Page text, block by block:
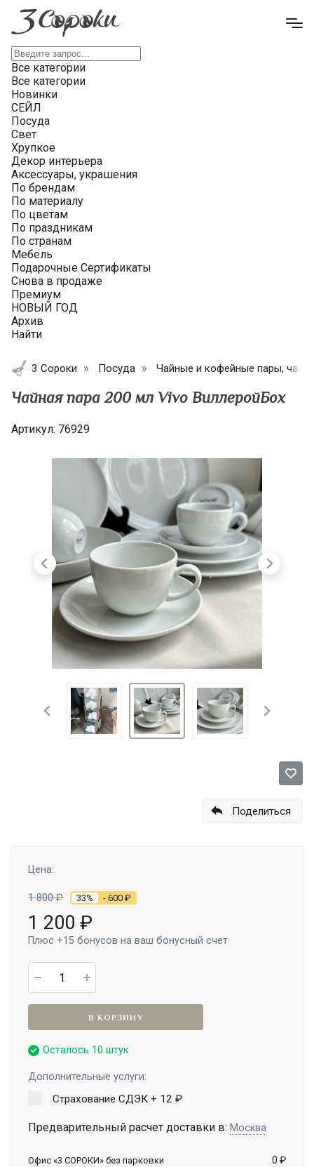
Все категории
Все категории
Новинки
СЕЙЛ
Посуда
Свет
Хрупкое
Декор интерьера
Аксессуары, украшения
По брендам
По материалу
По цветам
По праздникам
По странам
Мебель
Подарочные Сертификаты
Снова в продаже
Премиум
НОВЫЙ ГОД
Архив
Найти
3 Сороки Посуда Чайные и кофейные пары,
Чайная пара 200 мл Vivo ВиллеройБох
Артикул: 76929
Поделиться
Цена:
1 800₽ 33% - 600 ₽
1 200 ₽
Плюс +15 бонусов на ваш бонусный счет
В КОРЗИНУ
Осталось 10 штук
Дополнительные услуги:
Страхование СДЭК + 12 ₽
Предварительный расчет доставки в: Москва
Офис «3 СОРОКИ» без парковки 0 ₽